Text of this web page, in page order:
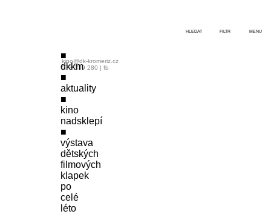
dkkm
aktuality
kino
nadsklepí
výstava
dětských
filmových
klapek
po
celé
léto
kino@dk-kromeriz.cz
573 339 280 | fb
HLEDAT FILTR MENU